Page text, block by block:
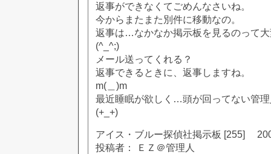
返事ができなくてごめんなさいね。
今からまたまた別件に移動なの。
返事は…なかなか掲示板を見るのって
(^_^;)
メール送ってくれる？
返事できるときに、返事しますね。
m(＿)m
最近睡眠が欲しく…頭が回ってない管
(+_+)
アイス・ブルー探偵社掲示板 [255]
投稿者： ＥＺ＠管理人